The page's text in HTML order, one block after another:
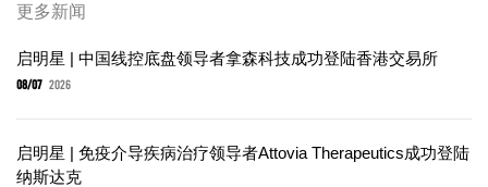
更多新闻
启明星 | 中国线控底盘领导者拿森科技成功登陆香港交易所
08/07 2026
启明星 | 免疫介导疾病治疗领导者Attovia Therapeutics成功登陆
纳斯达克